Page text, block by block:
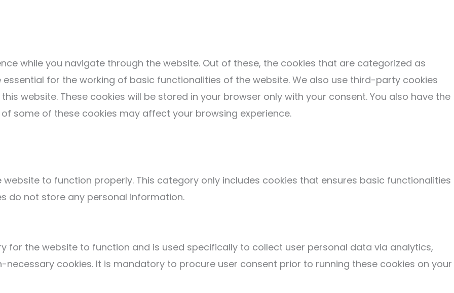
while you navigate through the website. Out of these, the cookies that are categorized as
for the working of basic functionalities of the website. We also use third-party cookies
website. These cookies will be stored in your browser only with your consent. You also have the
some of these cookies may affect your browsing experience.
to function properly. This category only includes cookies that ensures basic functionalities
do not store any personal information.
for the website to function and is used specifically to collect user personal data via analytics,
cookies. It is mandatory to procure user consent prior to running these cookies on your